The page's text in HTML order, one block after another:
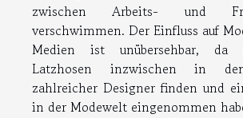
zwischen Arbeits- und
verschwimmen. Der Einfluss auf
Medien ist unübersehbar, da
Latzhosen inzwischen in
zahlreicher Designer finden und
in der Modewelt eingenommen